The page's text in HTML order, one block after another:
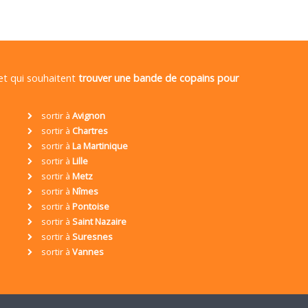
qui souhaitent trouver une bande de copains pour
sortir à Avignon
sortir à Chartres
sortir à La Martinique
sortir à Lille
sortir à Metz
sortir à Nîmes
sortir à Pontoise
sortir à Saint Nazaire
sortir à Suresnes
sortir à Vannes